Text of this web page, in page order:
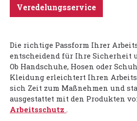
Veredelungsservice
Die richtige Passform Ihrer
entscheidend für Ihre Sicherheit
Ob Handschuhe, Hosen oder
Kleidung erleichtert Ihren
sich Zeit zum Maßnehmen und
ausgestattet mit den Produkten
Arbeitsschutz .